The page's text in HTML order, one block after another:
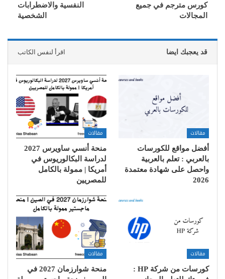
كورس مترجم في جميع
المجالات
النفسية والاضطرابات
الشخصية
قد يعجبك ايضا اقرأ لنفس الكاتب
مقالات
أفضل مواقع للكورسات
بالعربي : تعلم بالعربية
واحصل على شهادة معتمدة
2026
مقالات
منحة أنسي ساويرس 2027
لدراسة البكالوريوس في
أمريكا | ممولة بالكامل
للمصريين
مقالات
كورسات من شركة HP :
مقالات
منحة شوارزمان 2027 في